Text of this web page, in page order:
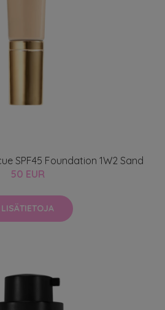
SPF45 Foundation 1W2 Sand
50 EUR
LISÄTIETOJA